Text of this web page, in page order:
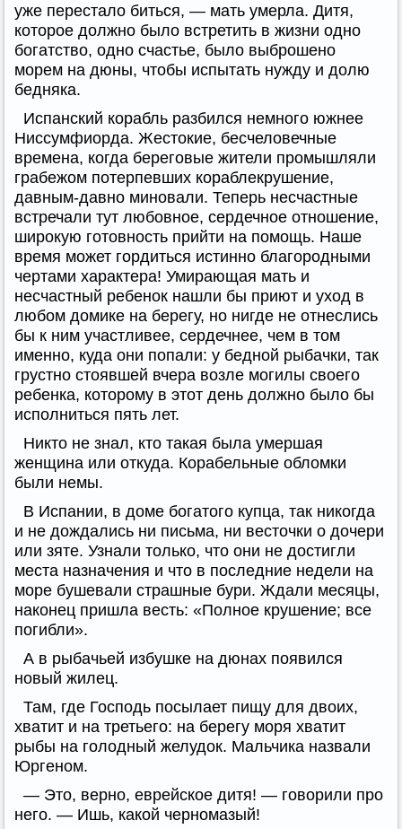
уже перестало биться, — мать умерла. Дитя,
которое должно было встретить в жизни одно
богатство, одно счастье, было выброшено
морем на дюны, чтобы испытать нужду и долю
бедняка.
Испанский корабль разбился немного южнее
Ниссумфиорда. Жестокие, бесчеловечные
времена, когда береговые жители промышляли
грабежом потерпевших кораблекрушение,
давным-давно миновали. Теперь несчастные
встречали тут любовное, сердечное отношение,
широкую готовность прийти на помощь. Наше
время может гордиться истинно благородными
чертами характера! Умирающая мать и
несчастный ребенок нашли бы приют и уход в
любом домике на берегу, но нигде не отнеслись
бы к ним участливее, сердечнее, чем в том
именно, куда они попали: у бедной рыбачки, так
грустно стоявшей вчера возле могилы своего
ребенка, которому в этот день должно было бы
исполниться пять лет.
Никто не знал, кто такая была умершая
женщина или откуда. Корабельные обломки
были немы.
В Испании, в доме богатого купца, так никогда
и не дождались ни письма, ни весточки о дочери
или зяте. Узнали только, что они не достигли
места назначения и что в последние недели на
море бушевали страшные бури. Ждали месяцы,
наконец пришла весть: «Полное крушение; все
погибли».
А в рыбачьей избушке на дюнах появился
новый жилец.
Там, где Господь посылает пищу для двоих,
хватит и на третьего: на берегу моря хватит
рыбы на голодный желудок. Мальчика назвали
Юргеном.
— Это, верно, еврейское дитя! — говорили про
него. — Ишь, какой черномазый!